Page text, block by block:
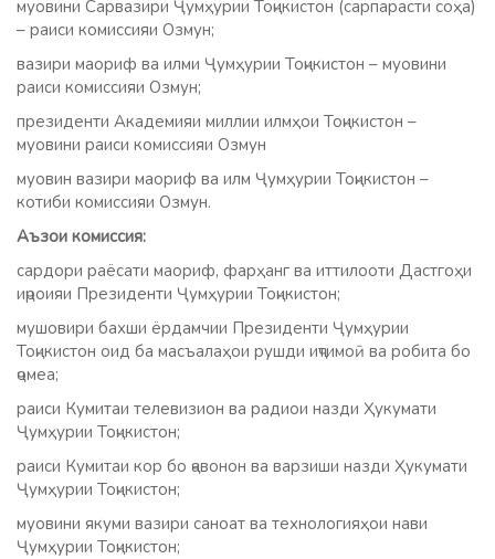
муовини Сарвазири Ҷумҳурии Тоҷикистон (сарпарасти соҳа)
– раиси комиссияи Озмун;
вазири маориф ва илми Ҷумҳурии Тоҷикистон – муовини
раиси комиссияи Озмун;
президенти Академияи миллии илмҳои Тоҷикистон –
муовини раиси комиссияи Озмун
муовин вазири маориф ва илм Ҷумҳурии Тоҷикистон –
котиби комиссияи Озмун.
Аъзои комиссия:
сардори раёсати маориф, фарҳанг ва иттилооти Дастгоҳи
иҷроияи Президенти Ҷумҳурии Тоҷикистон;
мушовири бахши ёрдамчии Президенти Ҷумҳурии
Тоҷикистон оид ба масъалаҳои рушди иҷтимоӣ ва робита бо
ҷомеа;
раиси Кумитаи телевизион ва радиои назди Ҳукумати
Ҷумҳурии Тоҷикистон;
раиси Кумитаи кор бо ҷавонон ва варзиши назди Ҳукумати
Ҷумҳурии Тоҷикистон;
муовини якуми вазири саноат ва технологияҳои нави
Ҷумҳурии Тоҷикистон;